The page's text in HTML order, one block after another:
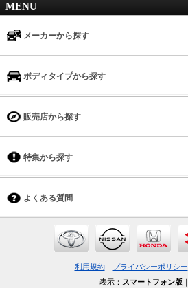
MENU
メーカーから探す
ボディタイプから探す
販売店から探す
特集から探す
よくある質問
利用規約 プライバシーポリシー
表示： スマートフォン版